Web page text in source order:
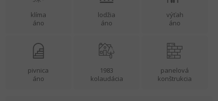
klíma
áno
lodžia
áno
výťah
áno
pivnica
áno
1983
kolaudácia
panelová
konštrukcia